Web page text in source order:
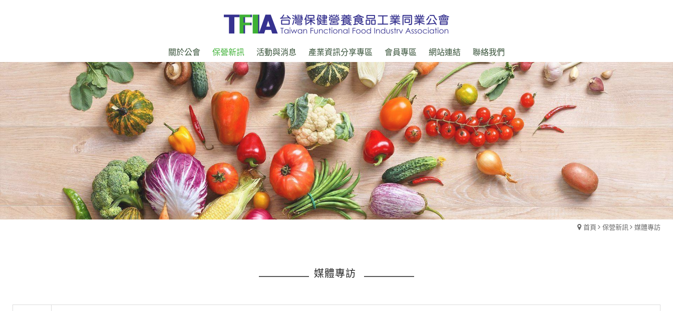
關於公會 保營新訊 活動與消息 產業資訊分享專區 會員專區 網站連結 聯絡我們
首頁 保營新訊 媒體專訪
媒體專訪